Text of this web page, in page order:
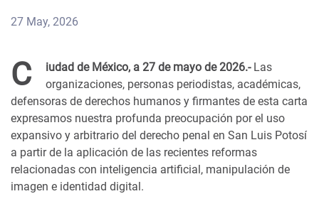
27 May, 2026
C iudad de México, a 27 de mayo de 2026.-Las
organizaciones, personas periodistas, académicas,
defensoras de derechos humanos y firmantes de esta carta
expresamos nuestra profunda preocupación por el uso
expansivo y arbitrario del derecho penal en San Luis Potosí
a partir de la aplicación de las recientes reformas
relacionadas con inteligencia artificial, manipulación de
imagen e identidad digital.